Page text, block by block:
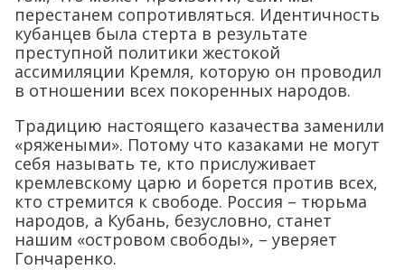
перестанем сопротивляться. Идентичность
кубанцев была стерта в результате
преступной политики жестокой
ассимиляции Кремля, которую он проводил
в отношении всех покоренных народов.
Традицию настоящего казачества заменили
«ряжеными». Потому что казаками не могут
себя называть те, кто прислуживает
кремлевскому царю и борется против всех,
кто стремится к свободе. Россия – тюрьма
народов, а Кубань, безусловно, станет
нашим «островом свободы», – уверяет
Гончаренко.